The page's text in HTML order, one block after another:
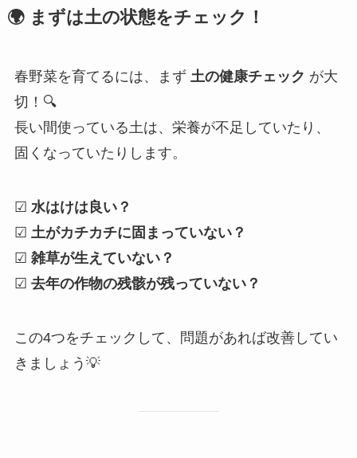
🌍 まずは土の状態をチェック！
春野菜を育てるには、まず 土の健康チェック が大
切！🔍
長い間使っている土は、栄養が不足していたり、
固くなっていたりします。
☑ 水はけは良い？
☑ 土がカチカチに固まっていない？
☑ 雑草が生えていない？
☑ 去年の作物の残骸が残っていない？
この4つをチェックして、問題があれば改善してい
きましょう💡